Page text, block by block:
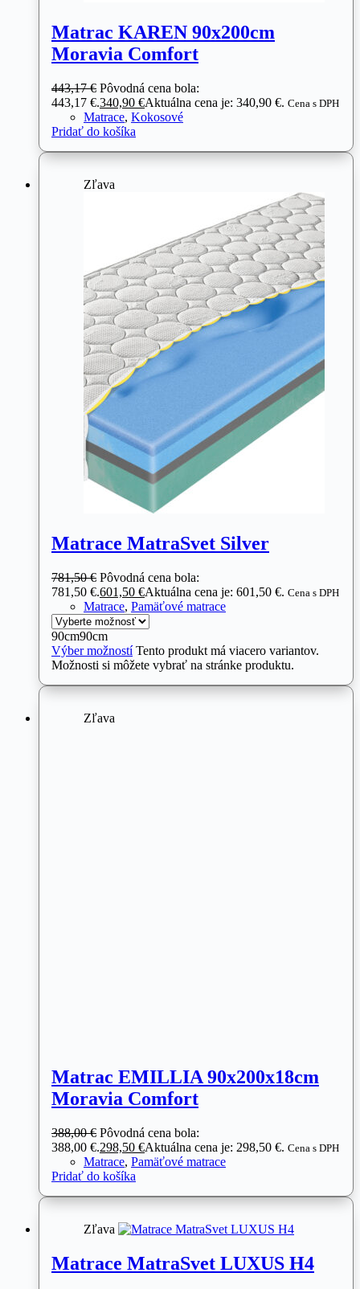
Matrac KAREN 90x200cm
Moravia Comfort
443,17€ Pôvodná cena bola:
443,17 €.340,90 €Aktuálna cena je: 340,90 €. Cena s DPH
Matrace, Kokosové
Pridať do košíka
Zľava
Matrace MatraSvet Silver
781,50€ Pôvodná cena bola:
781,50 €.601,50 €Aktuálna cena je: 601,50 €. Cena s DPH
Matrace, Pamäťové matrace
90cm90cm
Výber možností Tento produkt má viacero variantov.
Možnosti si môžete vybrať na stránke produktu.
Zľava
Matrac EMILLIA 90x200x18cm
Moravia Comfort
388,00€ Pôvodná cena bola:
388,00 €.298,50 €Aktuálna cena je: 298,50 €. Cena s DPH
Matrace, Pamäťové matrace
Pridať do košíka
Zľava
Matrace MatraSvet LUXUS H4